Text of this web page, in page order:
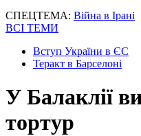
СПЕЦТЕМА: Війна в Ірані
ВСІ ТЕМИ
Вступ України в ЄС
Теракт в Барселоні
У Балаклії
тортур